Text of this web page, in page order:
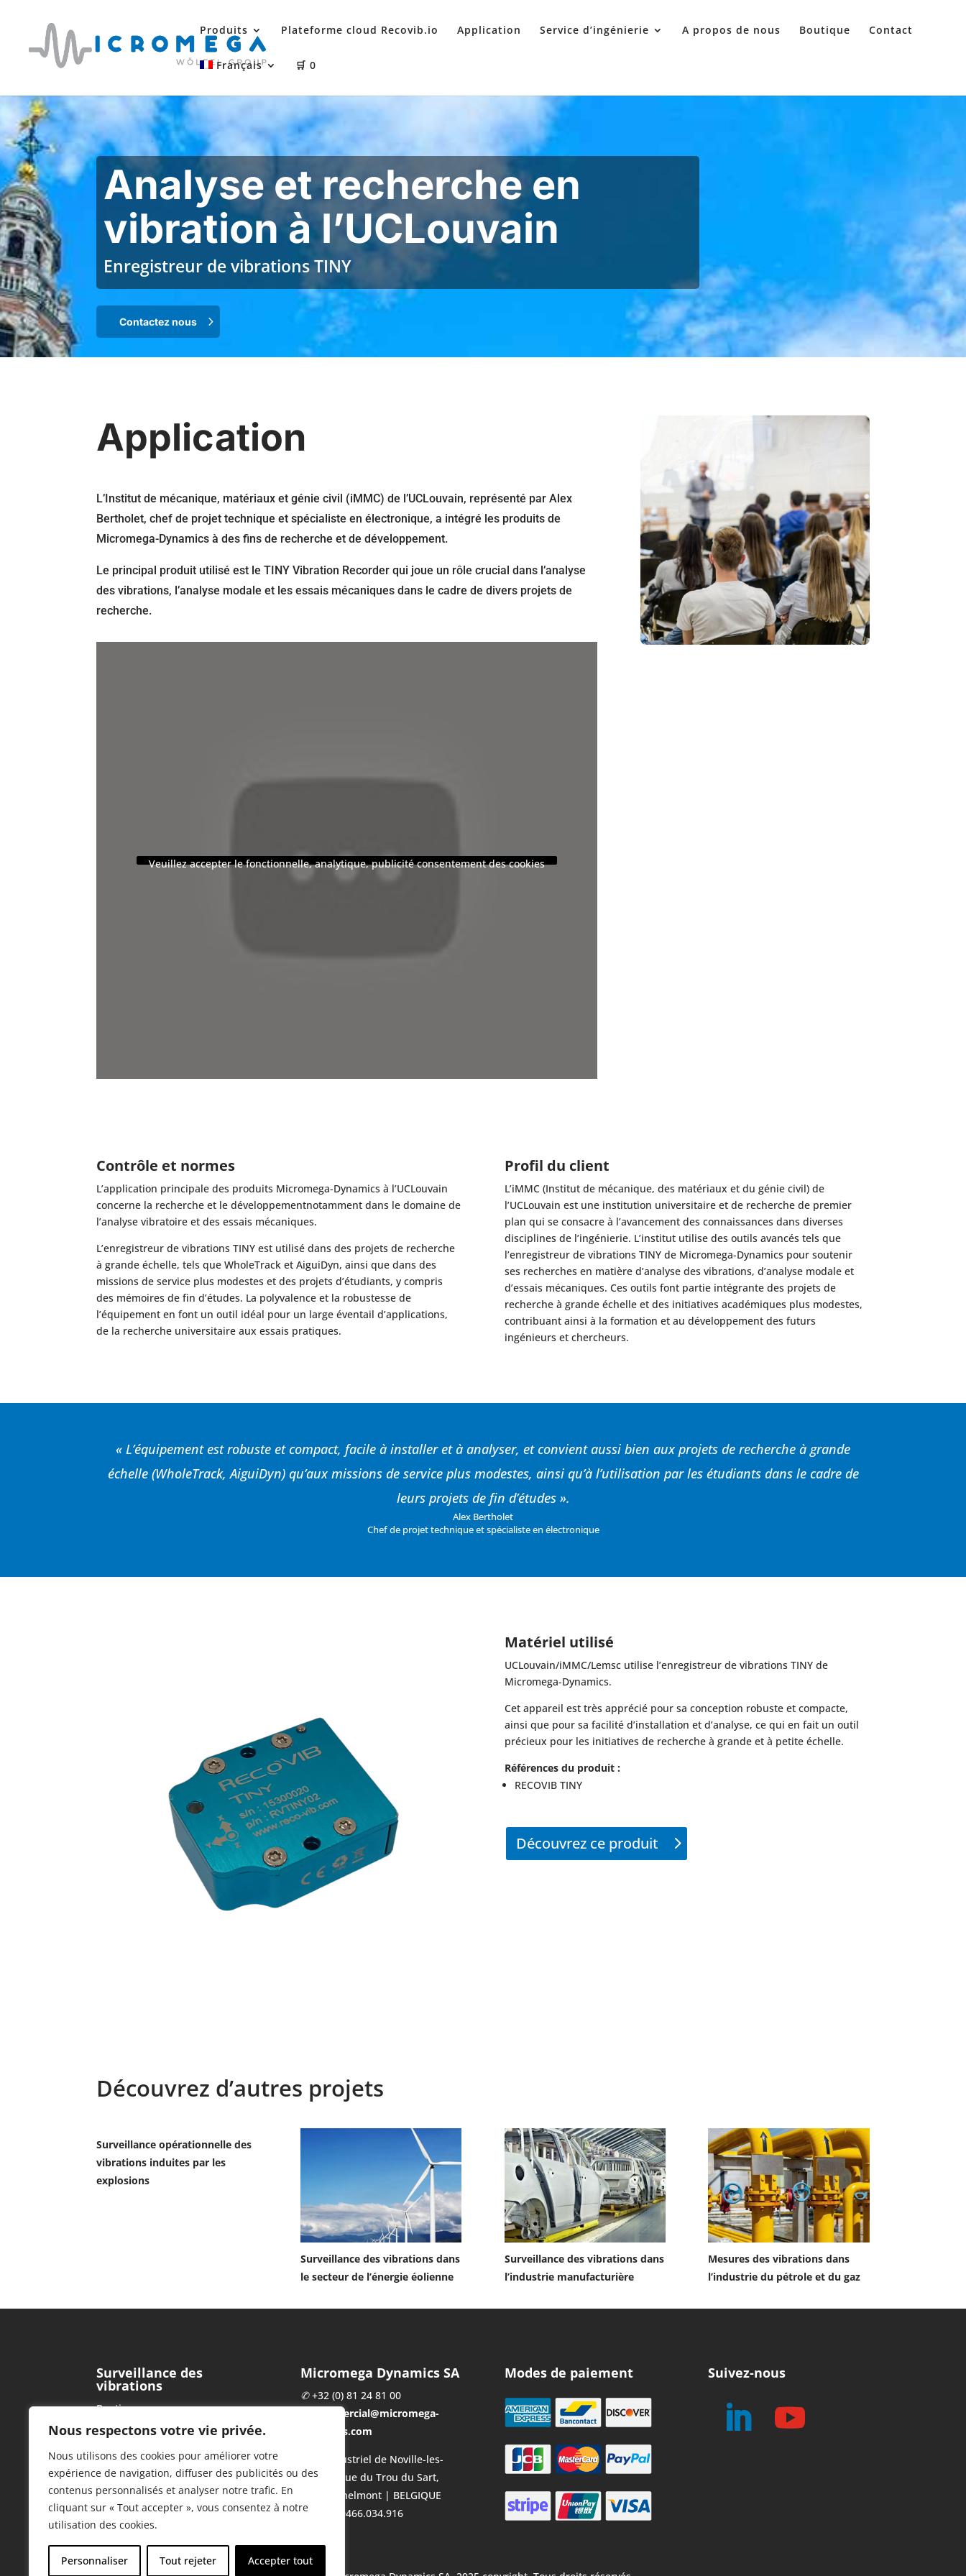
Nous respectons votre vie privée.
Nous utilisons des cookies pour améliorer votre
expérience de navigation, diffuser des publicités ou des
contenus personnalisés et analyser notre trafic. En
cliquant sur « Tout accepter », vous consentez à notre
utilisation des cookies.
Personnaliser Tout rejeter Accepter tout
Produits Plateforme cloud Recovib.io Application Service d’ingénierie A propos de nous Boutique Contact
Français 🛒 0
Analyse et recherche en
vibration à l’UCLouvain
Enregistreur de vibrations TINY
Contactez nous
Application
L’Institut de mécanique, matériaux et génie civil (iMMC) de l’UCLouvain, représenté par Alex
Bertholet, chef de projet technique et spécialiste en électronique, a intégré les produits de
Micromega-Dynamics à des fins de recherche et de développement.
Le principal produit utilisé est leTINY Vibration Recorderqui joue un rôle crucial dans l’analyse
des vibrations, l’analyse modale et les essais mécaniques dans le cadre de divers projets de
recherche.
Veuillez accepter le fonctionnelle, analytique, publicité consentement des cookies
Contrôle et normes
L’application principale des produits Micromega-Dynamics à l’UCLouvain
concerne la recherche et le développementnotamment dans le domaine de
l’analyse vibratoire et des essais mécaniques.
L’enregistreur de vibrations TINY est utilisé dans des projets de recherche
à grande échelle, tels que WholeTrack et AiguiDyn, ainsi que dans des
missions de service plus modestes et des projets d’étudiants, y compris
des mémoires de fin d’études. La polyvalence et la robustesse de
l’équipement en font un outil idéal pour un large éventail d’applications,
de la recherche universitaire aux essais pratiques.
Profil du client
L’iMMC (Institut de mécanique, des matériaux et du génie civil) de
l’UCLouvain est une institution universitaire et de recherche de premier
plan qui se consacre à l’avancement des connaissances dans diverses
disciplines de l’ingénierie. L’institut utilise des outils avancés tels que
l’enregistreur de vibrations TINY de Micromega-Dynamics pour soutenir
ses recherches en matière d’analyse des vibrations, d’analyse modale et
d’essais mécaniques. Ces outils font partie intégrante des projets de
recherche à grande échelle et des initiatives académiques plus modestes,
contribuant ainsi à la formation et au développement des futurs
ingénieurs et chercheurs.
« L’équipement est robuste et compact, facile à installer et à analyser, et convient aussi bien aux projets de recherche à grande
échelle (WholeTrack, AiguiDyn) qu’aux missions de service plus modestes, ainsi qu’à l’utilisation par les étudiants dans le cadre de
leurs projets de fin d’études ».
Alex Bertholet
Chef de projet technique et spécialiste en électronique
Matériel utilisé
UCLouvain/iMMC/Lemsc utilise l’enregistreur de vibrations TINY de
Micromega-Dynamics.
Cet appareil est très apprécié pour sa conception robuste et compacte,
ainsi que pour sa facilité d’installation et d’analyse, ce qui en fait un outil
précieux pour les initiatives de recherche à grande et à petite échelle.
Références du produit :
RECOVIB TINY
Découvrez ce produit
Découvrez d’autres projets
Surveillance opérationnelle des
vibrations induites par les
explosions
Surveillance des vibrations dans
le secteur de l’énergie éolienne
Surveillance des vibrations dans
l’industrie manufacturière
Mesures des vibrations dans
l’industrie du pétrole et du gaz
Surveillance des
vibrations
Boutique
Blog
Politique en matière de cookies
Surveillance de l’informatique en
nuage
Contact et assistance
Micromega Dynamics SA
✆+32 (0) 81 24 81 00
commercial@micromega-
dynamics.com
Parc Industriel de Noville-les-
Bois, 10 rue du Trou du Sart,
5380 Fernelmont | BELGIQUE
TVA : BE0466.034.916
Modes de paiement Suivez-nous